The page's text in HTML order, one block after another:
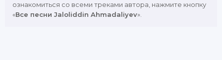
ознакомиться со всеми треками автора, нажмите кнопку
«Все песни Jaloliddin Ahmadaliyev».